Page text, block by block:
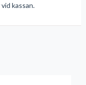
kassan.